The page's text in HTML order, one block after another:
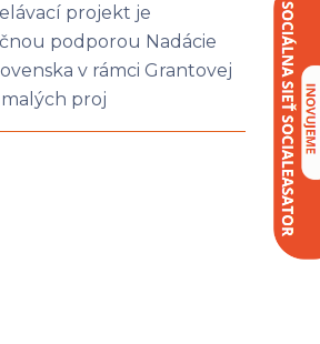
projekt je
podporou Nadácie
v rámci Grantovej
proj